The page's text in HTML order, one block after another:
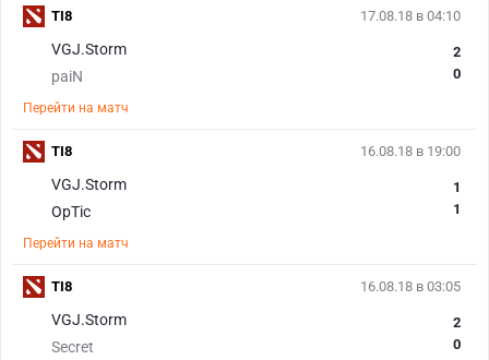
17.08.18 в 04:10
VGJ.Storm
paiN
2
0
Перейти на матч
TI8
16.08.18 в 19:00
VGJ.Storm
OpTic
1
1
Перейти на матч
TI8
16.08.18 в 03:05
VGJ.Storm
Secret
2
0
TI8